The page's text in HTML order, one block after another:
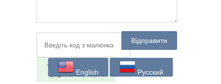
Відправити
English Русский